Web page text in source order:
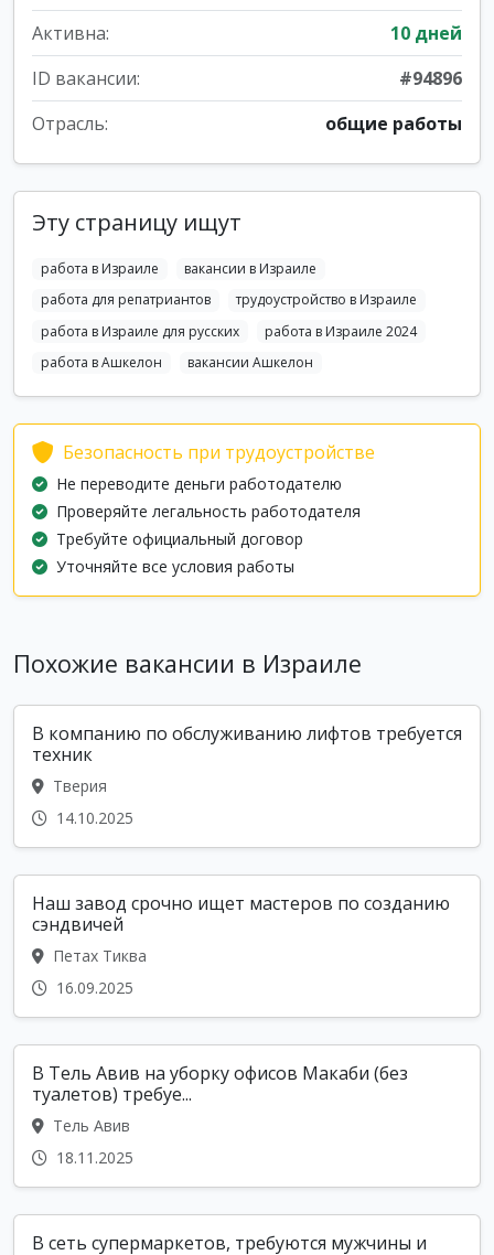
Активна:
10 дней
ID вакансии:
#94896
Отрасль:
общие работы
Эту страницу ищут
работа в Израиле
вакансии в Израиле
работа для репатриантов
трудоустройство в Израиле
работа в Израиле для русских
работа в Израиле 2024
работа в Ашкелон
вакансии Ашкелон
Безопасность при трудоустройстве
Не переводите деньги работодателю
Проверяйте легальность работодателя
Требуйте официальный договор
Уточняйте все условия работы
Похожие вакансии в Израиле
В компанию по обслуживанию лифтов требуется
техник
Тверия
14.10.2025
Наш завод срочно ищет мастеров по созданию
сэндвичей
Петах Тиква
16.09.2025
В Тель Авив на уборку офисов Макаби (без
туалетов) требуе...
Тель Авив
18.11.2025
В сеть супермаркетов, требуются мужчины и